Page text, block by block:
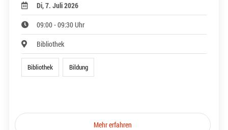
Di, 7. Juli 2026
09:00 - 09:30 Uhr
Bibliothek
Bibliothek Bildung
Mehr erfahren